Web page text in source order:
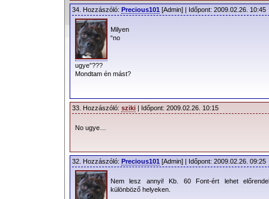
34. Hozzászóló: Precious101 [Admin] | Időpont: 2009.02.26. 10:45
Milyen
“no
ugye”???
Mondtam én mást?
33. Hozzászóló: sziki | Időpont: 2009.02.26. 10:15
No ugye…
32. Hozzászóló: Precious101 [Admin] | Időpont: 2009.02.26. 09:25
Nem lesz annyi! Kb. 60 Font-ért lehet
különböző helyeken.